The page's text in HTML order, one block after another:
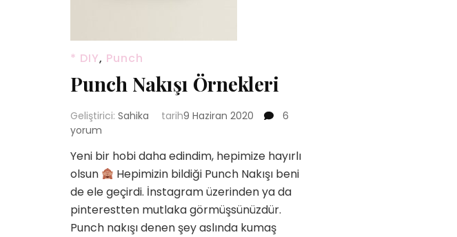
* DIY, Punch
Punch Nakışı Örnekleri
Geliştirici: Sahika tarih9 Haziran 2020
Punch
için
6
yorum
Yeni bir hobi daha edindim, hepimize hayırlı
olsun
Hepimizin bildiği Punch Nakışı beni
de ele geçirdi. İnstagram üzerinden ya da
pinterestten mutlaka görmüşsünüzdür.
Punch nakışı denen şey aslında kumaş